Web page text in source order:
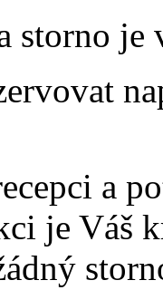
storno je
a
je Váš